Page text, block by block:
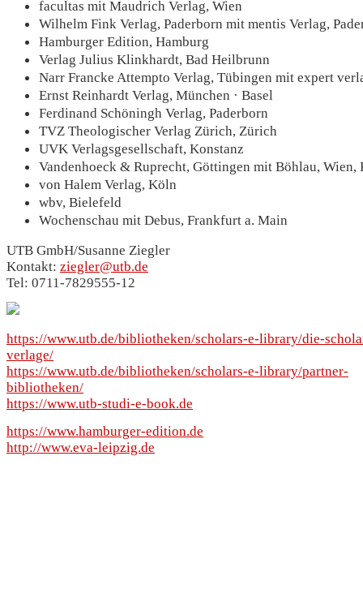
facultas mit Maudrich Verlag, Wien
Wilhelm Fink Verlag, Paderborn mit mentis Verlag,
Hamburger Edition, Hamburg
Verlag Julius Klinkhardt, Bad Heilbrunn
Narr Francke Attempto Verlag, Tübingen mit expert
Ernst Reinhardt Verlag, München · Basel
Ferdinand Schöningh Verlag, Paderborn
TVZ Theologischer Verlag Zürich, Zürich
UVK Verlagsgesellschaft, Konstanz
Vandenhoeck & Ruprecht, Göttingen mit Böhlau, Wien,
von Halem Verlag, Köln
wbv, Bielefeld
Wochenschau mit Debus, Frankfurt a. Main
UTB GmbH/Susanne Ziegler
Kontakt: ziegler@utb.de
Tel: 0711-7829555-12
https://www.utb.de/bibliotheken/scholars-e-library/die-
verlage/
https://www.utb.de/bibliotheken/scholars-e-library/partner-
bibliotheken/
https://www.utb-studi-e-book.de
https://www.hamburger-edition.de
http://www.eva-leipzig.de